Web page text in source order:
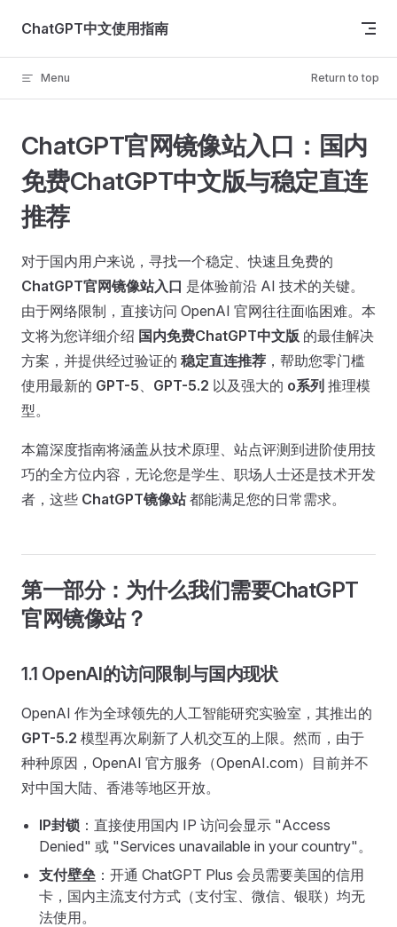
Skip to content
ChatGPT中文使用指南
Menu Return to top
ChatGPT官网镜像站入口：国内
免费ChatGPT中文版与稳定直连
推荐
对于国内用户来说，寻找一个稳定、快速且免费的
ChatGPT官网镜像站入口 是体验前沿 AI 技术的关键。
由于网络限制，直接访问 OpenAI 官网往往面临困难。本
文将为您详细介绍 国内免费ChatGPT中文版 的最佳解决
方案，并提供经过验证的 稳定直连推荐 ，帮助您零门槛
使用最新的 GPT-5、 GPT-5.2 以及强大的 o系列 推理模
型。
本篇深度指南将涵盖从技术原理、站点评测到进阶使用技
巧的全方位内容，无论您是学生、职场人士还是技术开发
者，这些 ChatGPT镜像站都能满足您的日常需求。
第一部分：为什么我们需要ChatGPT
官网镜像站？
1.1 OpenAI的访问限制与国内现状
OpenAI 作为全球领先的人工智能研究实验室，其推出的
GPT-5.2 模型再次刷新了人机交互的上限。然而，由于
种种原因，OpenAI 官方服务（OpenAI.com）目前并不
对中国大陆、香港等地区开放。
IP封锁 ：直接使用国内 IP 访问会显示 "Access
Denied" 或 "Services unavailable in your country"。
支付壁垒 ：开通 ChatGPT Plus 会员需要美国的信用
卡，国内主流支付方式（支付宝、微信、银联）均无
法使用。